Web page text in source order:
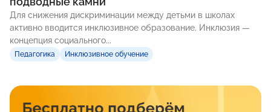
Для снижения дискриминации между детьми в школах
активно вводится инклюзивное образование. Инклюзия —
концепция социального...
Педагогика Инклюзивное обучение